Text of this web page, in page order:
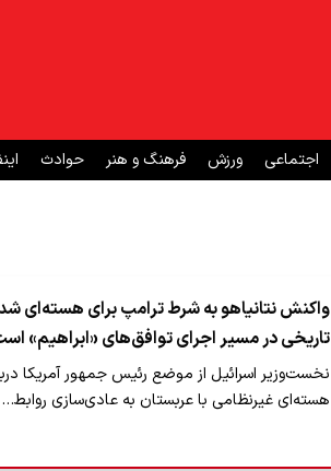
اجتماعی ورزش فرهنگ و هنر حوادث
واکنش نتانیاهو به شرط ترامپ برای هسته‌ای
تاریخی در مسیر اجرای توافق‌های «ابراهیم»
نخست‌وزیر اسرائیل از موضع رئیس جمهور آمریکا
هسته‌ای غیرنظامی با عربستان به عادی‌سازی روابط…